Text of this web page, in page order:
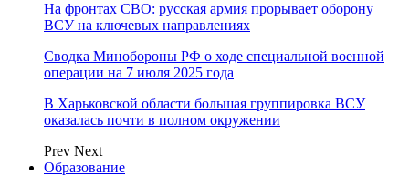
На фронтах СВО: русская армия прорывает оборону
ВСУ на ключевых направлениях
Сводка Минобороны РФ о ходе специальной военной
операции на 7 июля 2025 года
В Харьковской области большая группировка ВСУ
оказалась почти в полном окружении
Prev Next
Образование